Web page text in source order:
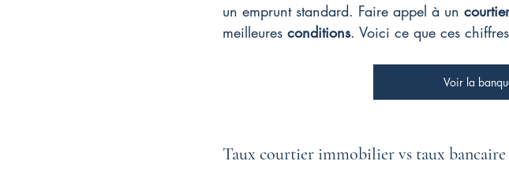
un emprunt standard. Faire appel à un
meilleures conditions. Voici ce que ces
Voir la
Taux courtier immobilier vs taux bancaire